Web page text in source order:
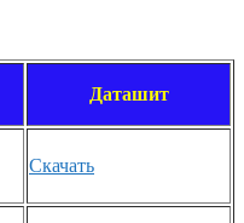
Даташит
Скачать